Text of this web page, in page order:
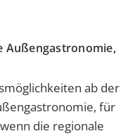
Außengastronomie,
ab der
für
die regionale